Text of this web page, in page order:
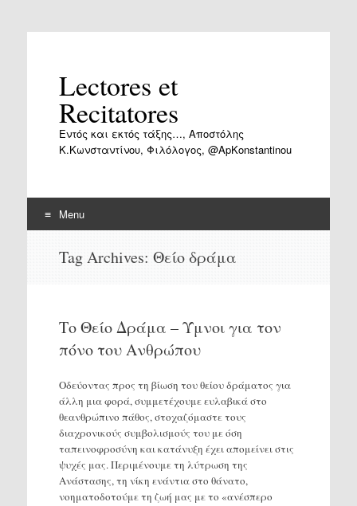
Lectores et
Recitatores
Εντός και εκτός τάξης…, Αποστόλης
Κ.Κωνσταντίνου, Φιλόλογος, @ApKonstantinou
Menu
Tag Archives: Θείο δράμα
Το Θείο Δράμα – Ύμνοι για τον
πόνο του Ανθρώπου
Οδεύοντας προς τη βίωση του θείου δράματος για
άλλη μια φορά, συμμετέχουμε ευλαβικά στο
θεανθρώπινο πάθος, στοχαζόμαστε τους
διαχρονικούς συμβολισμούς του με όση
ταπεινοφροσύνη και κατάνυξη έχει απομείνει στις
ψυχές μας. Περιμένουμε τη λύτρωση της
Ανάστασης, τη νίκη ενάντια στο θάνατο,
νοηματοδοτούμε τη ζωή μας με το «ανέσπερο